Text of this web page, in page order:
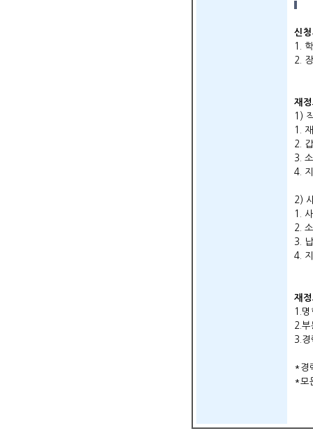
신
1.
2.
재
1)
1.
2.
3.
4.
2)
1.
2.
3.
4.
재
1.
2.
3.
*경
*모